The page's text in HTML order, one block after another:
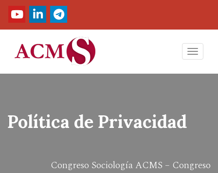
Política de Privacidad
Congreso Sociología ACMS – Congreso